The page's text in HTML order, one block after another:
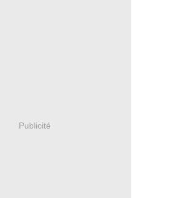
Publicité